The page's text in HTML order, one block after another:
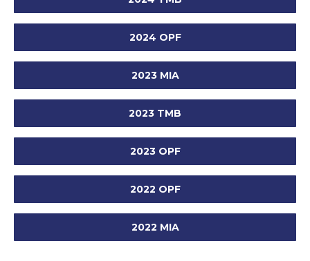
2024 OPF
2023 MIA
2023 TMB
2023 OPF
2022 OPF
2022 MIA